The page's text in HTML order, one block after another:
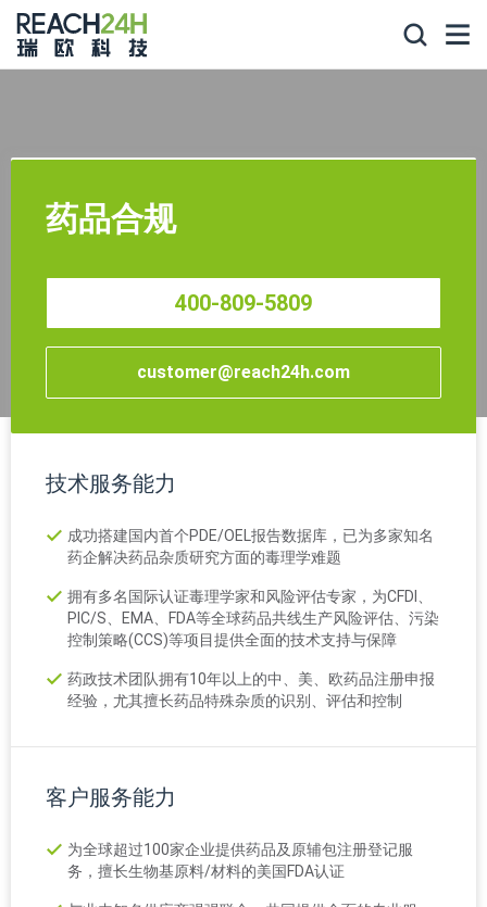
药品合规
400-809-5809
customer@reach24h.com
技术服务能力
成功搭建国内首个PDE/OEL报告数据库，已为多家知名
药企解决药品杂质研究方面的毒理学难题
拥有多名国际认证毒理学家和风险评估专家，为CFDI、
PIC/S、EMA、FDA等全球药品共线生产风险评估、污染
控制策略(CCS)等项目提供全面的技术支持与保障
药政技术团队拥有10年以上的中、美、欧药品注册申报
经验，尤其擅长药品特殊杂质的识别、评估和控制
客户服务能力
为全球超过100家企业提供药品及原辅包注册登记服
务，擅长生物基原料/材料的美国FDA认证